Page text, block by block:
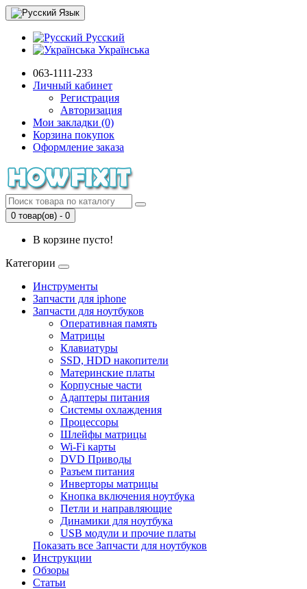
Язык
Русский
Українська
063-1111-233
Личный кабинет
Регистрация
Авторизация
Мои закладки (0)
Корзина покупок
Оформление заказа
0 товар(ов) - 0
В корзине пусто!
Категории
Инструменты
Запчасти для iphone
Запчасти для ноутбуков
Оперативная память
Матрицы
Клавиатуры
SSD, HDD накопители
Материнские платы
Корпусные части
Адаптеры питания
Системы охлаждения
Процессоры
Шлейфы матрицы
Wi-Fi карты
DVD Приводы
Разъем питания
Инверторы матрицы
Кнопка включения ноутбука
Петли и направляющие
Динамики для ноутбука
USB модули и прочие платы
Показать все Запчасти для ноутбуков
Инструкции
Обзоры
Статьи